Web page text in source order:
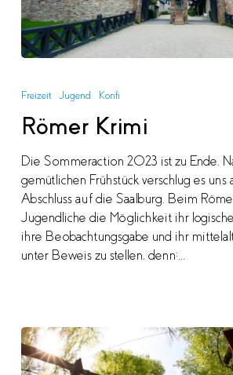
Freizeit Jugend Konfi
Römer Krimi
Die Sommeraction 2023 ist zu Ende.
gemütlichen Frühstück verschlug es uns
Abschluss auf die Saalburg. Beim
Jugendliche die Möglichkeit ihr
ihre Beobachtungsgabe und ihr
unter Beweis zu stellen, denn:…